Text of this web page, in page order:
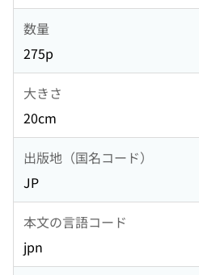
数量
275p
大きさ
20cm
出版地（国名コード）
JP
本文の言語コード
jpn